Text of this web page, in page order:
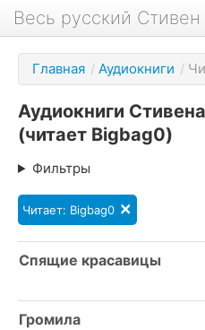
Весь русский Стивен
Книги
Фильмы
Аудиокниги
Биография
О проекте
Главная / Аудиокниги /
Аудиокниги
(читает Bigbag0)
Фильтры
Читает: Bigbag0 ×
Спящие красавицы
Громила